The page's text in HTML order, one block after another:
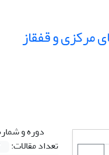
مرکزی و قفقاز
دوره و
تعداد مقالات: